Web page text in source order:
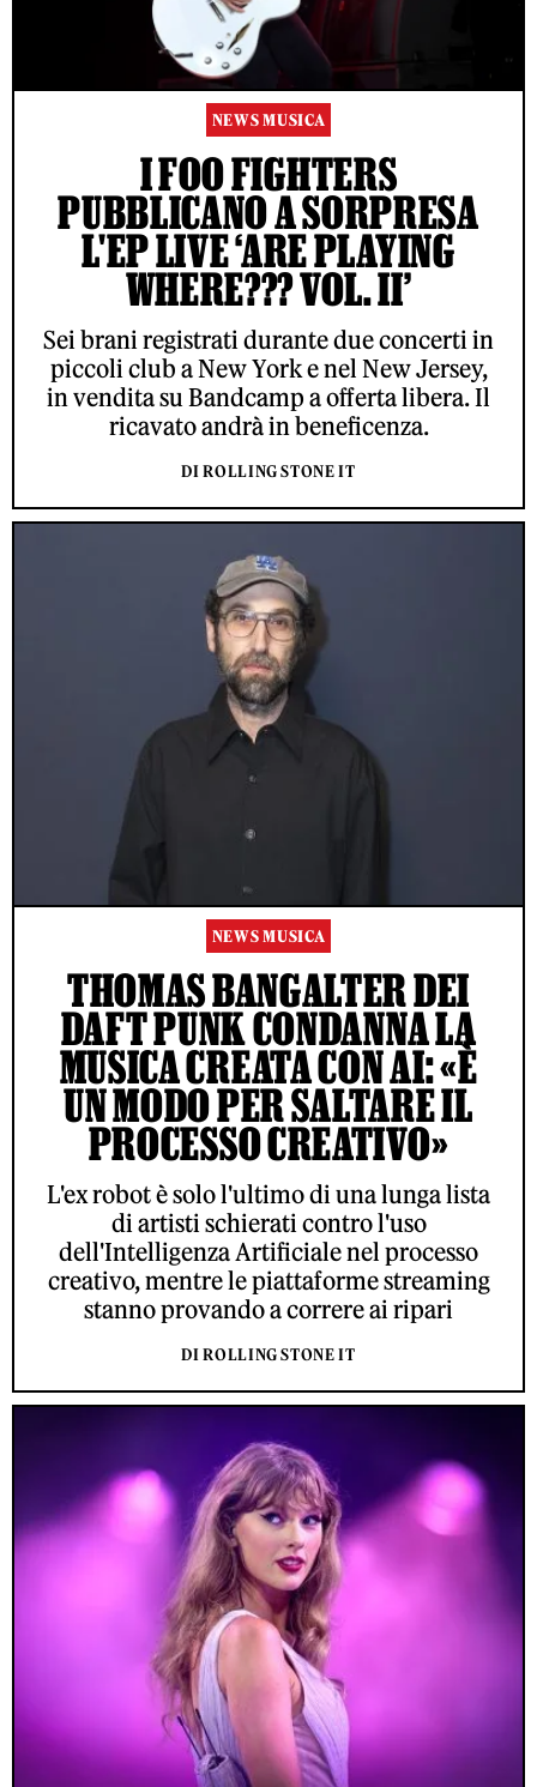
NEWS MUSICA
I FOO FIGHTERS
PUBBLICANO A SORPRESA
L'EP LIVE ‘ARE PLAYING
WHERE??? VOL. II’
Sei brani registrati durante due concerti in
piccoli club a New York e nel New Jersey,
in vendita su Bandcamp a offerta libera. Il
ricavato andrà in beneficenza.
DI ROLLING STONE IT
NEWS MUSICA
THOMAS BANGALTER DEI
DAFT PUNK CONDANNA LA
MUSICA CREATA CON AI: «È
UN MODO PER SALTARE IL
PROCESSO CREATIVO»
L'ex robot è solo l'ultimo di una lunga lista
di artisti schierati contro l'uso
dell'Intelligenza Artificiale nel processo
creativo, mentre le piattaforme streaming
stanno provando a correre ai ripari
DI ROLLING STONE IT